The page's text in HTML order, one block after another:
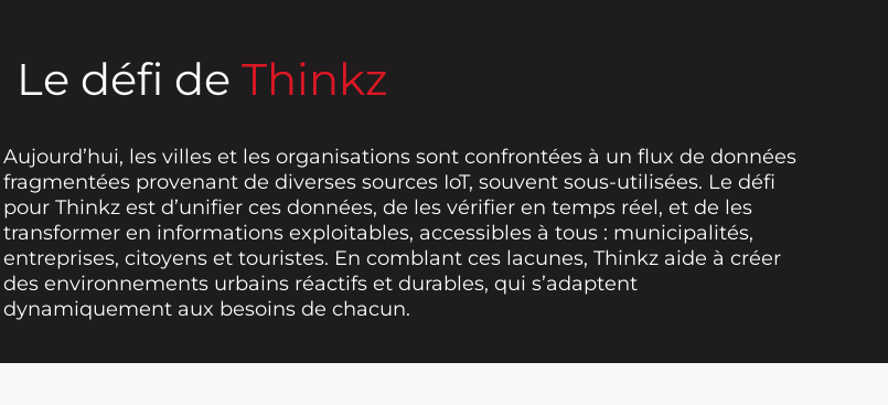
Le défi de Thinkz
Aujourd’hui, les villes et les organisations sont confrontées à un flux de données
fragmentées provenant de diverses sources IoT, souvent sous-utilisées. Le défi
pour Thinkz est d’unifier ces données, de les vérifier en temps réel, et de les
transformer en informations exploitables, accessibles à tous : municipalités,
entreprises, citoyens et touristes. En comblant ces lacunes, Thinkz aide à créer
des environnements urbains réactifs et durables, qui s’adaptent
dynamiquement aux besoins de chacun.